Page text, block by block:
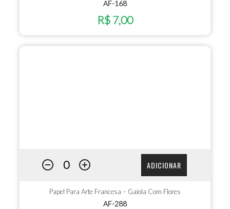
AF-168
R$ 7,00
ADICIONAR
Papel Para Arte Francesa – Gaiola Com Flores
AF-288